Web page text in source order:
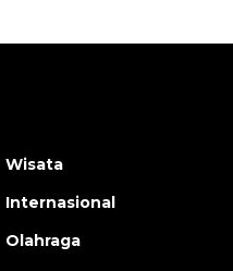
Wisata
Internasional
Olahraga